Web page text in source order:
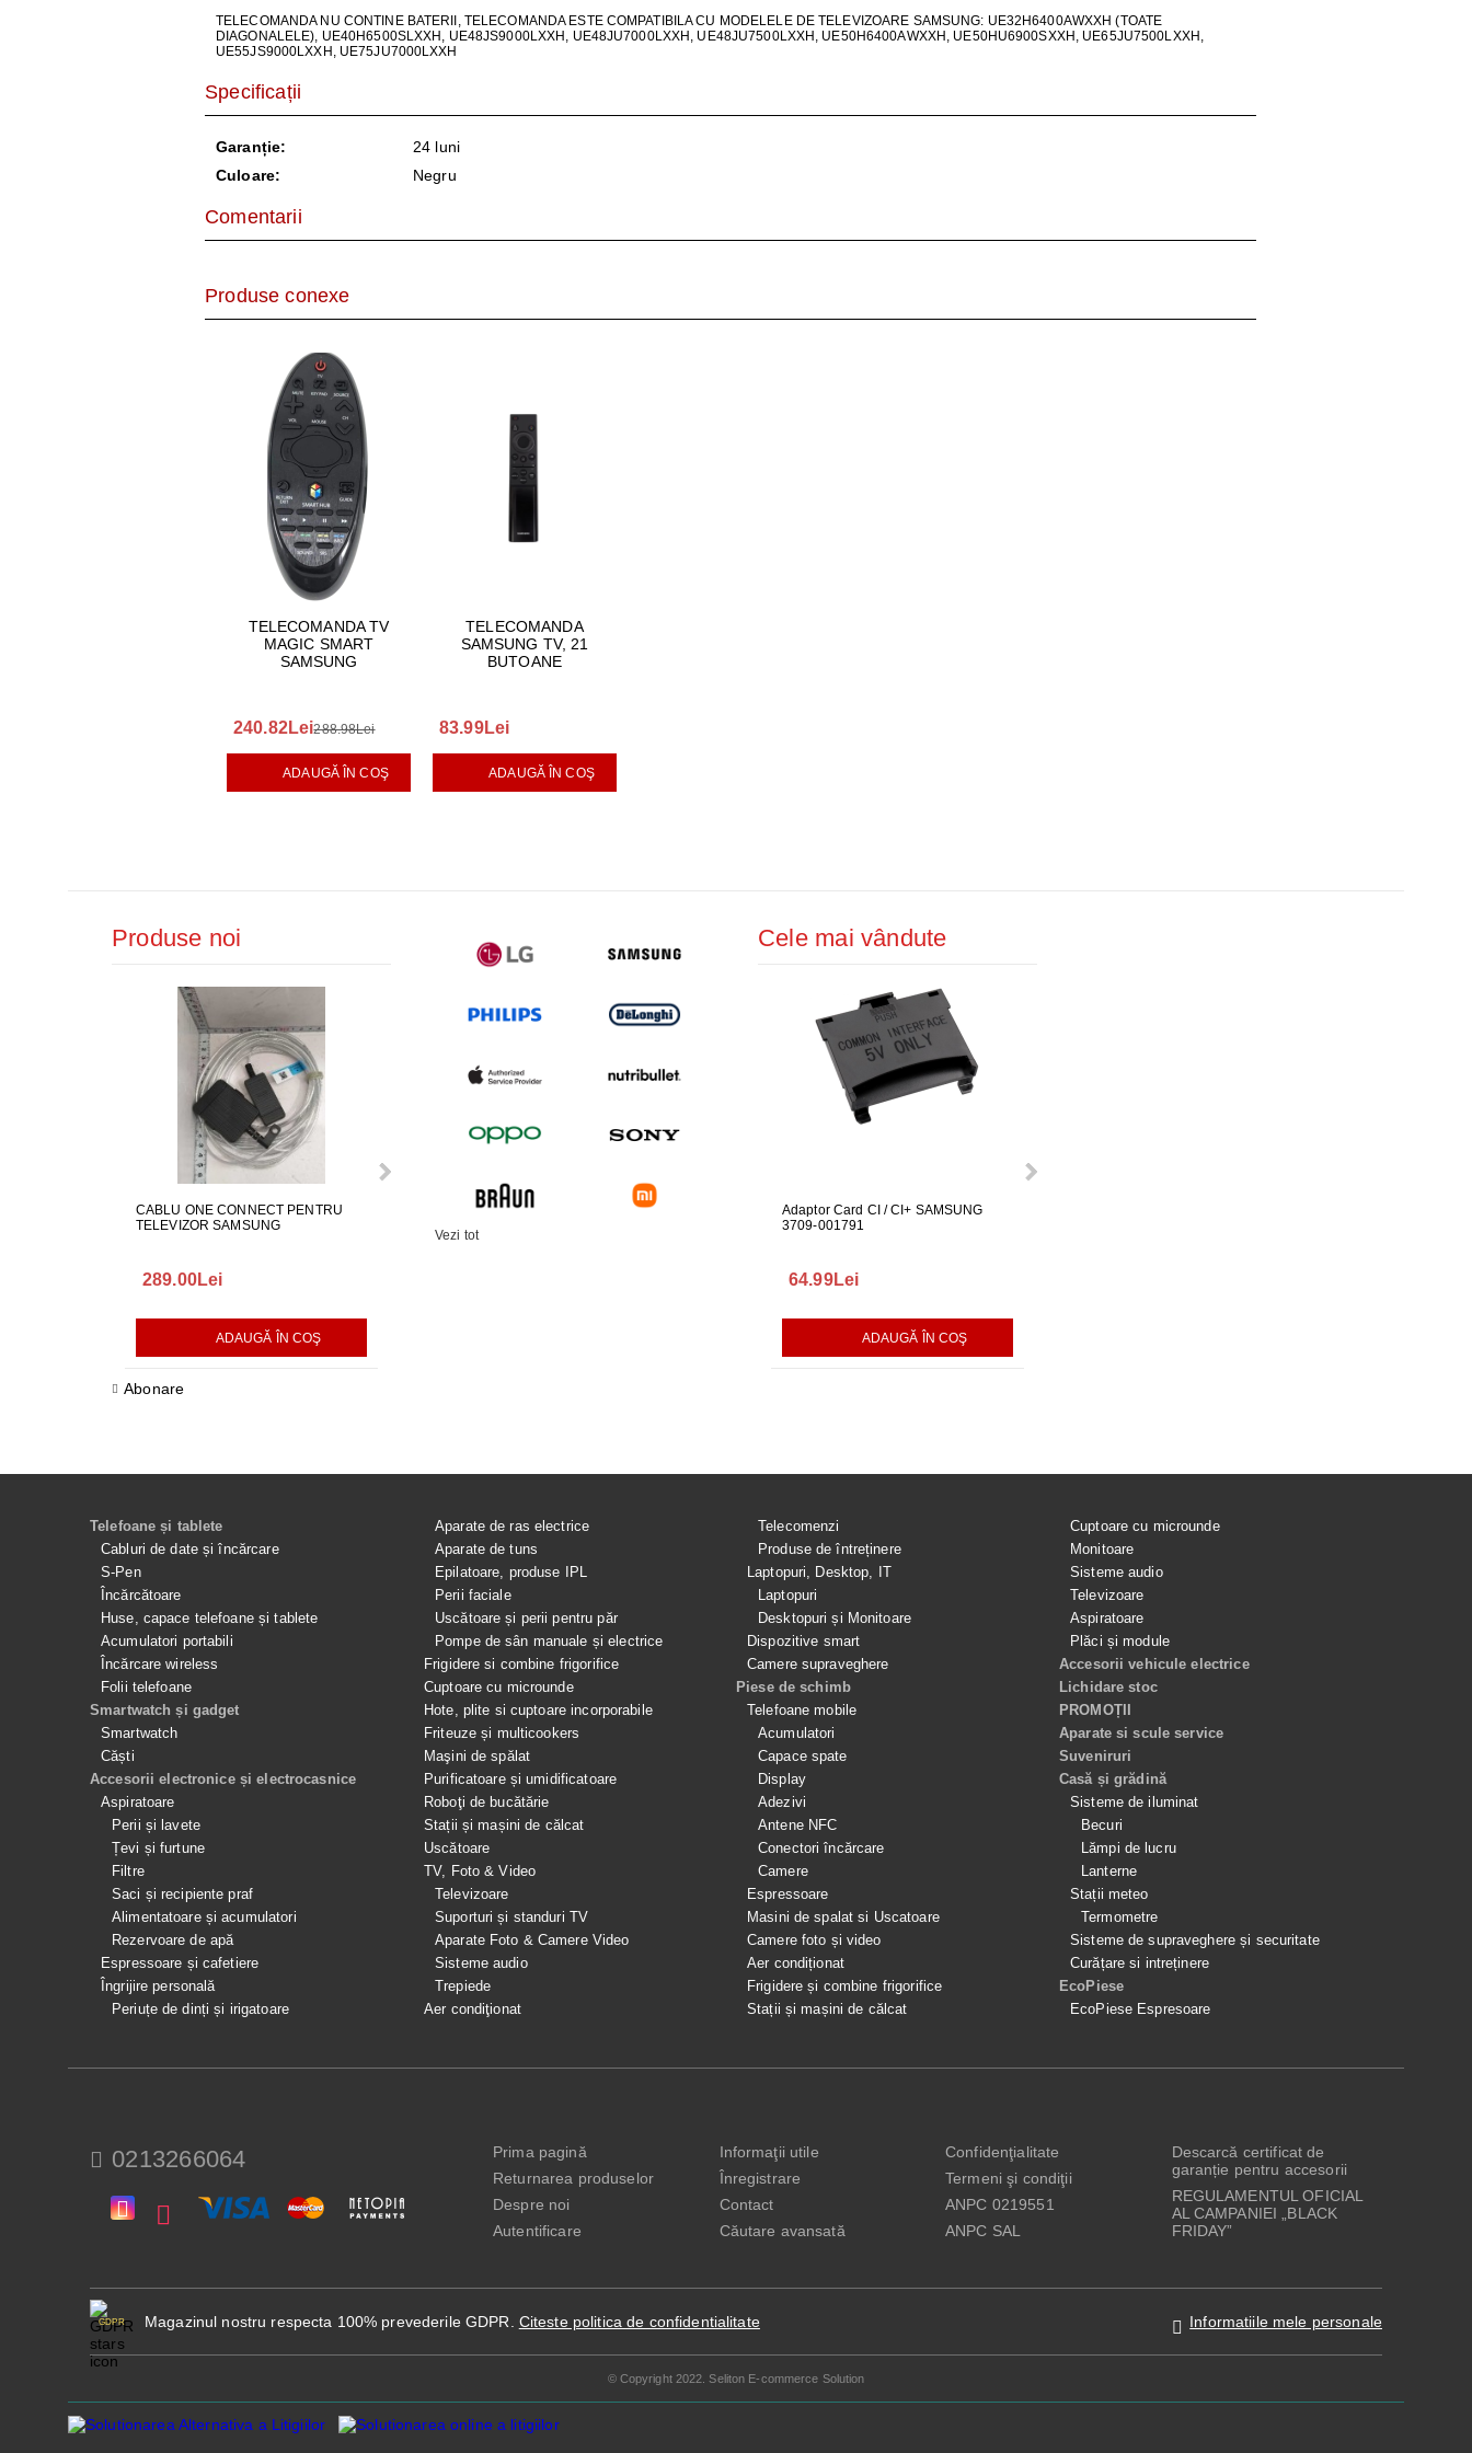
LAPTOPURI, DESKTOP, IT
CAMERE SUPRAVEGHERE
TELECOMANDA NU CONTINE BATERII, TELECOMANDA ESTE COMPATIBILA CU MODELELE DE TELEVIZOARE SAMSUNG: UE32H6400AWXXH (TOATE
DIAGONALELE), UE40H6500SLXXH, UE48JS9000LXXH, UE48JU7000LXXH, UE48JU7500LXXH, UE50H6400AWXXH, UE50HU6900SXXH, UE65JU7500LXXH,
UE55JS9000LXXH, UE75JU7000LXXH
Specificații
Garanție:
24 luni
Culoare:
Negru
Comentarii
Produse conexe
TELECOMANDA TV
MAGIC SMART
SAMSUNG
240.82Lei288.98Lei
ADAUGĂ ÎN COŞ
TELECOMANDA
SAMSUNG TV, 21
BUTOANE
83.99Lei
ADAUGĂ ÎN COŞ
Produse noi
CABLU ONE CONNECT PENTRU
TELEVIZOR SAMSUNG
289.00Lei
ADAUGĂ ÎN COŞ
FURTUN EVACUARE PENTRU
GARNITURA HUBLOU MASINA DE
GARNITURA HUBLOU MASINA DE
Abonare
Vezi tot
Cele mai vândute
Adaptor Card CI / CI+ SAMSUNG
3709-001791
64.99Lei
ADAUGĂ ÎN COŞ
Telefoane și tablete
Cabluri de date și încărcare
S-Pen
Încărcătoare
Huse, capace telefoane și tablete
Acumulatori portabili
Încărcare wireless
Folii telefoane
Smartwatch și gadget
Smartwatch
Căști
Accesorii electronice și electrocasnice
Aspiratoare
Perii și lavete
Țevi și furtune
Filtre
Saci și recipiente praf
Alimentatoare și acumulatori
Rezervoare de apă
Espressoare și cafetiere
Îngrijire personală
Periuțe de dinți și irigatoare
Aparate de ras electrice
Aparate de tuns
Epilatoare, produse IPL
Perii faciale
Uscătoare și perii pentru păr
Pompe de sân manuale și electrice
Frigidere si combine frigorifice
Cuptoare cu microunde
Hote, plite si cuptoare incorporabile
Friteuze și multicookers
Maşini de spălat
Purificatoare și umidificatoare
Roboţi de bucătărie
Stații și mașini de călcat
Uscătoare
TV, Foto & Video
Televizoare
Suporturi și standuri TV
Aparate Foto & Camere Video
Sisteme audio
Trepiede
Aer condiţionat
Telecomenzi
Produse de întreținere
Laptopuri, Desktop, IT
Laptopuri
Desktopuri și Monitoare
Dispozitive smart
Camere supraveghere
Piese de schimb
Telefoane mobile
Acumulatori
Capace spate
Display
Adezivi
Antene NFC
Conectori încărcare
Camere
Espressoare
Masini de spalat si Uscatoare
Camere foto și video
Aer condiționat
Frigidere și combine frigorifice
Stații și mașini de călcat
Cuptoare cu microunde
Monitoare
Sisteme audio
Televizoare
Aspiratoare
Plăci și module
Accesorii vehicule electrice
Lichidare stoc
PROMOȚII
Aparate si scule service
Suveniruri
Casă și grădină
Sisteme de iluminat
Becuri
Lămpi de lucru
Lanterne
Stații meteo
Termometre
Sisteme de supraveghere și securitate
Curățare si intreținere
EcoPiese
EcoPiese Espresoare
0213266064
Prima pagină
Returnarea produselor
Despre noi
Autentificare
Informaţii utile
Înregistrare
Contact
Căutare avansată
Confidenţialitate
Termeni şi condiţii
ANPC 0219551
ANPC SAL
Descarcă certificat de
garanție pentru accesorii
REGULAMENTUL OFICIAL
AL CAMPANIEI „BLACK
FRIDAY”
GDPR Magazinul nostru respecta 100% prevederile GDPR. Citeste politica de confidentialitate Informatiile mele personale
© Copyright 2022. Seliton E-commerce Solution